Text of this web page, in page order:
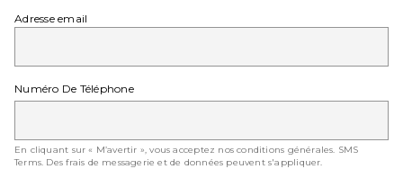
Adresse email
Numéro De Téléphone
En cliquant sur « M’avertir », vous acceptez nos conditions générales. SMS
Terms. Des frais de messagerie et de données peuvent s'appliquer.